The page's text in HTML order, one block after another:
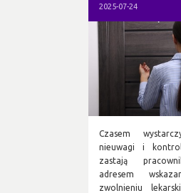
2025-07-24
Czasem
nieuwagi i
zastają
adresem
zwolnieniu